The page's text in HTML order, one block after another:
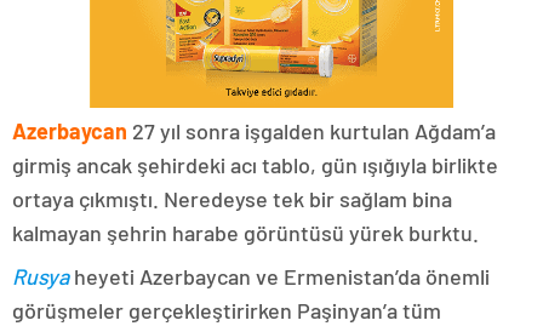
Azerbaycan 27 yıl sonra işgalden kurtulan Ağdam’a
girmiş ancak şehirdeki acı tablo, gün ışığıyla birlikte
ortaya çıkmıştı. Neredeyse tek bir sağlam bina
kalmayan şehrin harabe görüntüsü yürek burktu.
Rusyaheyeti Azerbaycan ve Ermenistan’da önemli
görüşmeler gerçekleştirirken Paşinyan’a tüm